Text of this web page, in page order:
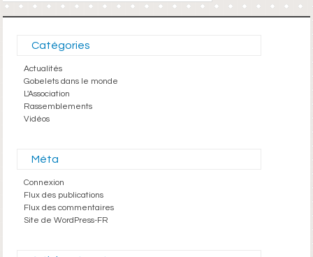
Catégories
Actualités
Gobelets dans le monde
L'Association
Rassemblements
Vidéos
Méta
Connexion
Flux des publications
Flux des commentaires
Site de WordPress-FR